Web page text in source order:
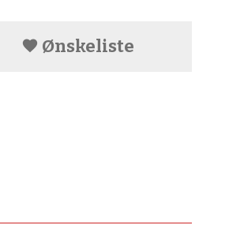
Ønskeliste